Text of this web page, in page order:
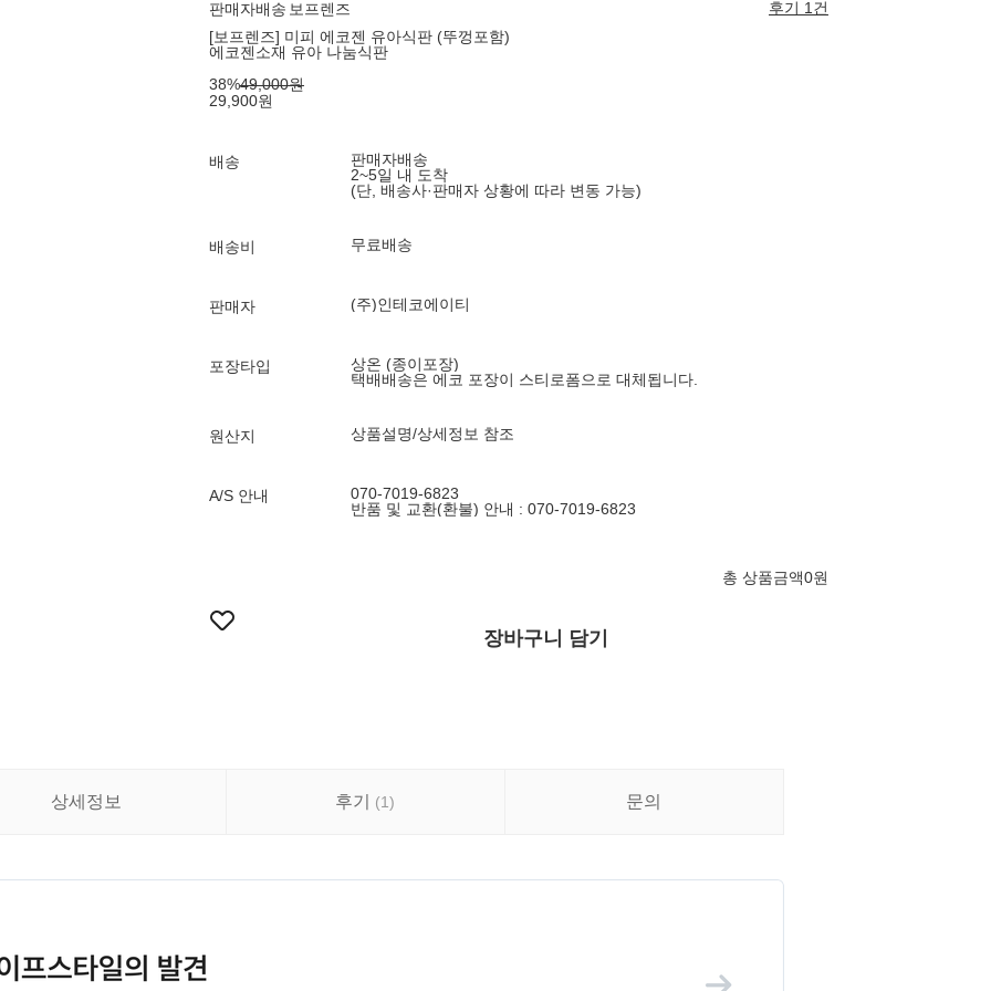
판매자배송 보프렌즈
후기 1건
[보프렌즈] 미피 에코젠 유아식판 (뚜껑포함)
에코젠소재 유아 나눔식판
38%49,000원
29,900원
배송
판매자배송
2~5일 내 도착
(단, 배송사·판매자 상황에 따라 변동 가능)
배송비 무료배송
판매자 (주)인테코에이티
포장타입
상온 (종이포장)
택배배송은 에코 포장이 스티로폼으로 대체됩니다.
원산지 상품설명/상세정보 참조
A/S 안내
070-7019-6823
반품 및 교환(환불) 안내 : 070-7019-6823
총 상품금액0원
장바구니 담기
상세정보 후기 (1) 문의